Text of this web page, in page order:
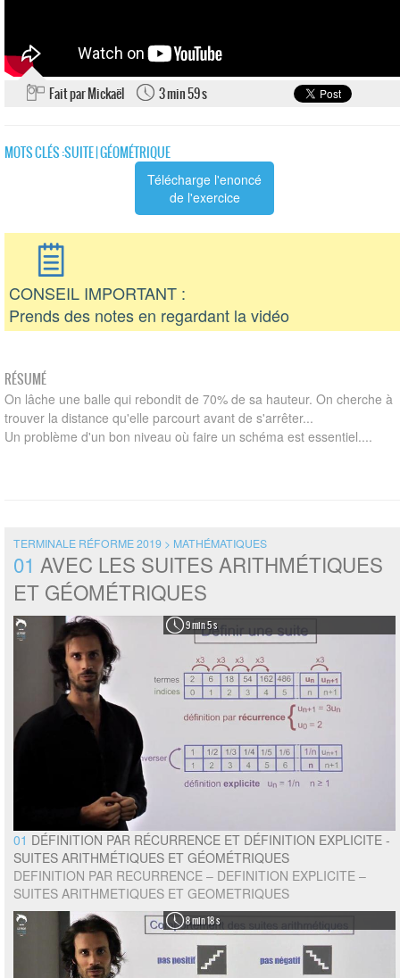
Fait par Mickaël 3 min 59 s
MOTS CLÉS :SUITE|GÉOMÉTRIQUE
Télécharge l'enoncé
de l'exercice
CONSEIL IMPORTANT :
Prends des notes en regardant la vidéo
RÉSUMÉ
On lâche une balle qui rebondit de 70% de sa hauteur. On cherche à
trouver la distance qu'elle parcourt avant de s'arrêter...
Un problème d'un bon niveau où faire un schéma est essentiel....
TERMINALE RÉFORME 2019 > MATHÉMATIQUES
01 AVEC LES SUITES ARITHMÉTIQUES
ET GÉOMÉTRIQUES
9 min 5 s
01 DÉFINITION PAR RÉCURRENCE ET DÉFINITION EXPLICITE -
SUITES ARITHMÉTIQUES ET GÉOMÉTRIQUES
DEFINITION PAR RECURRENCE – DEFINITION EXPLICITE –
SUITES ARITHMETIQUES ET GEOMETRIQUES
8 min 18 s